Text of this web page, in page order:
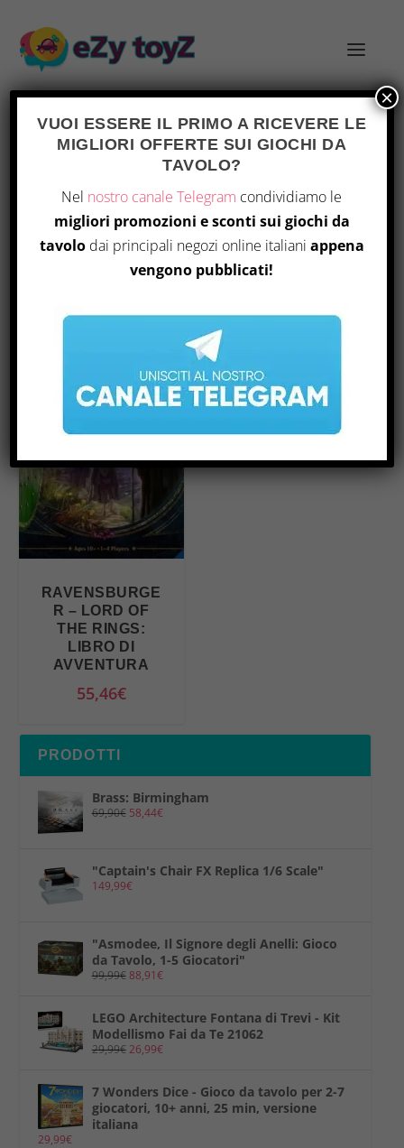
Home/ Prodotto Edition / Family Edition
Visualizzazione del risultato
RAVENSBURGE
R – LORD OF
THE RINGS:
LIBRO DI
AVVENTURA
55,46€
PRODOTTI
Brass: Birmingham
69,90€ 58,44€
"Captain's Chair FX Replica 1/6 Scale"
149,99€
"Asmodee, Il Signore degli Anelli: Gioco
da Tavolo, 1-5 Giocatori"
99,99€88,91€
LEGO Architecture Fontana di Trevi - Kit
Modellismo Fai da Te 21062
29,99€26,99€
7 Wonders Dice - Gioco da tavolo per 2-7
giocatori, 10+ anni, 25 min, versione
italiana
29,99€
VUOI ESSERE IL PRIMO A RICEVERE LE
MIGLIORI OFFERTE SUI GIOCHI DA
TAVOLO?
Nel nostro canale Telegram condividiamo le
migliori promozioni e sconti sui giochi da
tavolo dai principali negozi online italiani appena
vengono pubblicati!
×